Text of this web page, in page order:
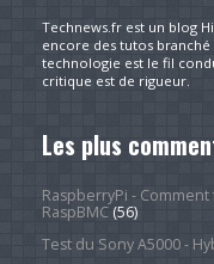
Technews.fr est un blog
encore des tutos
technologie est le fil
critique est de rigueur.
Les plus
RaspberryPi -
RaspBMC(56)
Test du Sony A5000 -